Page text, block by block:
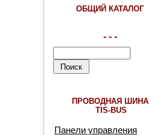
ОБЩИЙ КАТАЛОГ
- - -
ПРОВОДНАЯ ШИНА
TIS-BUS
Панели управления